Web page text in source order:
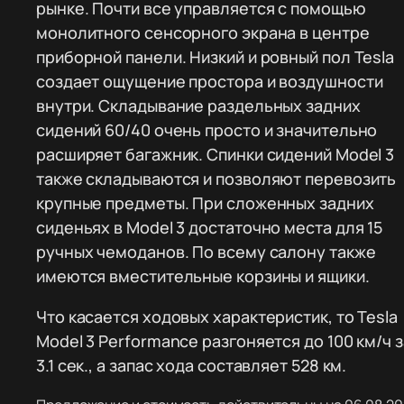
рынке. Почти все управляется с помощью
монолитного сенсорного экрана в центре
приборной панели. Низкий и ровный пол Tesla
создает ощущение простора и воздушности
внутри. Складывание раздельных задних
сидений 60/40 очень просто и значительно
расширяет багажник. Спинки сидений Model 3
также складываются и позволяют перевозить
крупные предметы. При сложенных задних
сиденьях в Model 3 достаточно места для 15
ручных чемоданов. По всему салону также
имеются вместительные корзины и ящики.
Что касается ходовых характеристик, то Tesla
Model 3 Performance разгоняется до 100 км/ч
3.1 сек., а запас хода составляет 528 км.